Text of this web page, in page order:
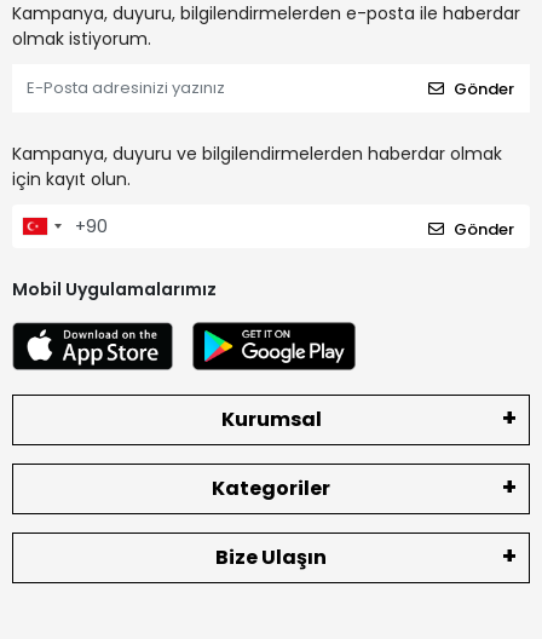
Kampanya, duyuru, bilgilendirmelerden e-posta ile haberdar
olmak istiyorum.
Gönder
Kampanya, duyuru ve bilgilendirmelerden haberdar olmak
için kayıt olun.
Gönder
Mobil Uygulamalarımız
Kurumsal
Kategoriler
Bize Ulaşın